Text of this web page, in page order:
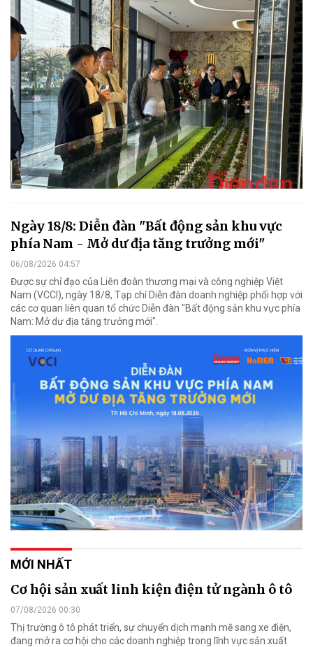
Ngày 18/8: Diễn đàn "Bất động sản khu vực
phía Nam - Mở dư địa tăng trưởng mới"
06/08/2026 04:57
Được sự chỉ đạo của Liên đoàn thương mại và công nghiệp Việt
Nam (VCCI), ngày 18/8, Tạp chí Diễn đàn doanh nghiệp phối hợp với
các cơ quan liên quan tổ chức Diễn đàn "Bất động sản khu vực phía
Nam: Mở dư địa tăng trưởng mới".
MỚI NHẤT
Cơ hội sản xuất linh kiện điện tử ngành ô tô
07/08/2026 00:30
Thị trường ô tô phát triển, sự chuyển dịch mạnh mẽ sang xe điện,
đang mở ra cơ hội cho các doanh nghiệp trong lĩnh vực sản xuất